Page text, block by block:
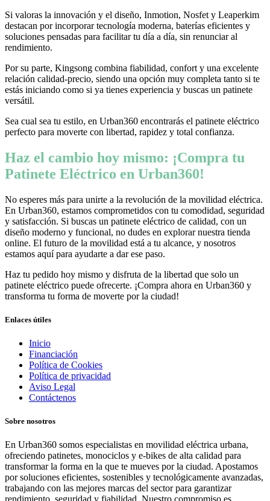
Si valoras la innovación y el diseño, Inmotion, Nosfet y Leaperkim
destacan por incorporar tecnología moderna, baterías eficientes y
soluciones pensadas para facilitar tu día a día, sin renunciar al
rendimiento.
Por su parte, Kingsong combina fiabilidad, confort y una excelente
relación calidad-precio, siendo una opción muy completa tanto si te
estás iniciando como si ya tienes experiencia y buscas un patinete
versátil.
Sea cual sea tu estilo, en Urban360 encontrarás el patinete eléctrico
perfecto para moverte con libertad, rapidez y total confianza.
Haz el cambio hoy mismo: ¡Compra tu
Patinete Eléctrico en Urban360!
No esperes más para unirte a la revolución de la movilidad eléctrica.
En Urban360, estamos comprometidos con tu comodidad, seguridad
y satisfacción. Si buscas un patinete eléctrico de calidad, con un
diseño moderno y funcional, no dudes en explorar nuestra tienda
online. El futuro de la movilidad está a tu alcance, y nosotros
estamos aquí para ayudarte a dar ese paso.
Haz tu pedido hoy mismo y disfruta de la libertad que solo un
patinete eléctrico puede ofrecerte. ¡Compra ahora en Urban360 y
transforma tu forma de moverte por la ciudad!
Enlaces útiles
Inicio
Financiación
Política de Cookies
Política de privacidad
Aviso Legal
Contáctenos
Sobre nosotros
En Urban360 somos especialistas en movilidad eléctrica urbana,
ofreciendo patinetes, monociclos y e-bikes de alta calidad para
transformar la forma en la que te mueves por la ciudad. Apostamos
por soluciones eficientes, sostenibles y tecnológicamente avanzadas,
trabajando con las mejores marcas del sector para garantizar